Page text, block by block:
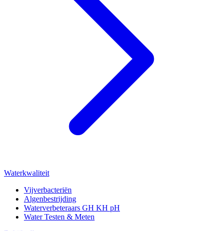
Waterkwaliteit
Vijverbacteriën
Algenbestrijding
Waterverbeteraars GH KH pH
Water Testen & Meten